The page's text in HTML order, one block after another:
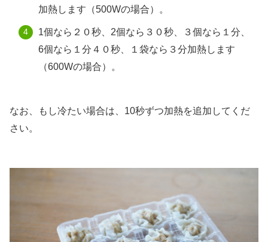
加熱します（500Wの場合）。
1個なら２０秒、2個なら３０秒、３個なら１分、
6個なら１分４０秒、１袋なら３分加熱します
（600Wの場合）。
なお、もし冷たい場合は、10秒ずつ加熱を追加してくだ
さい。